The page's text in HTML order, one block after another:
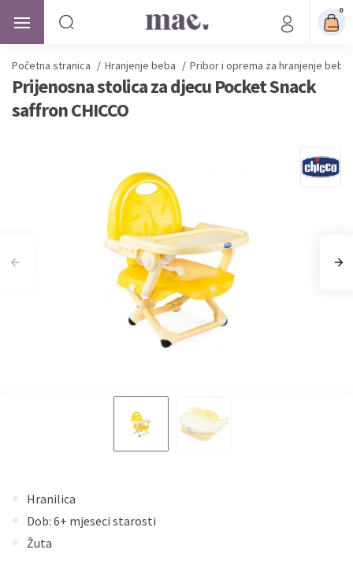
0
Početna stranica / Hranjenje beba / Pribor i oprema za hranjenje beba
Prijenosna stolica za djecu Pocket Snack
saffron CHICCO
Hranilica
Dob: 6+ mjeseci starosti
Žuta